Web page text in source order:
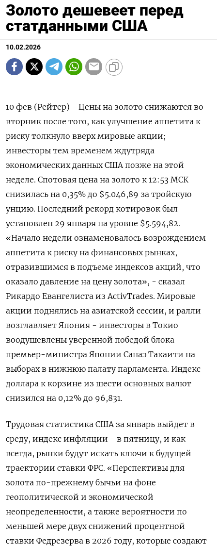
Золото дешевеет перед
статданными США
10.02.2026
10 фев (Рейтер) - Цены на золото снижаются во
вторник после того, как улучшение аппетита к
риску толкнуло вверх мировые акции;
инвесторы тем ⁠временем ждутряда
экономических данных США позже на этой
неделе. Спотовая цена на золото к 12:53 МСК
снизилась на 0,35% до $5.⁠046,89​ за тройскую ​
унцию. Последний рекорд котировок ⁠был
установлен 29 января на уровне $5.594,82.
«Начало недели ознаменовалось возрождением
аппетита ⁠к риску на финансовых рынках,
отразившимся в подъеме индексов акций, что
оказало ‌давление на цену золота», - сказал
Рикардо Евангелиста из ActivTrades. Мировые
‍акции поднялись на азиатской сессии, и ралли
возглавляет Япония - ‌инвесторы в Токио
воодушевлены уверенной победой блока
премьер-министра Японии ​Санаэ Такаити на
выборах в нижнюю палату парламента. Индекс
доллара к корзине из шести основных валют
снизился на 0,⁠12% до 96,831​.
Трудовая статистика ‍США за январь выйдет в
среду, индекс инфляции - в пятницу, ‌и как
всегда, рынки будут искать ключи к будущей
траектории ставки ФРС. «Перспективы для
золота по-прежнему бычьи на фоне
геополитической и экономической
неопределенности, а также вероятности по
меньшей мере двух снижений процентной
ставки Федрезерва в 2026 году, которые создают